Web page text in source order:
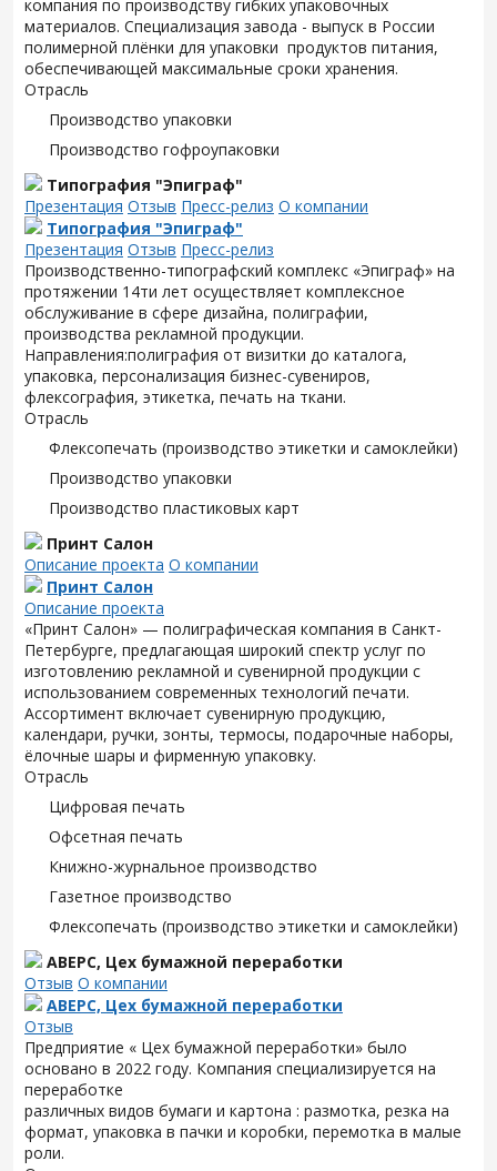
компания по производству гибких упаковочных
материалов. Специализация завода - выпуск в России
полимерной плёнки для упаковки продуктов питания,
обеспечивающей максимальные сроки хранения.
Отрасль
Производство упаковки
Производство гофроупаковки
Типография "Эпиграф"
Презентация Отзыв Пресс-релиз О компании
Типография "Эпиграф"
Презентация Отзыв Пресс-релиз
Производственно-типографский комплекс «Эпиграф» на
протяжении 14ти лет осуществляет комплексное
обслуживание в сфере дизайна, полиграфии,
производства рекламной продукции.
Направления:полиграфия от визитки до каталога,
упаковка, персонализация бизнес-сувениров,
флексография, этикетка, печать на ткани.
Отрасль
Флексопечать (производство этикетки и самоклейки)
Производство упаковки
Производство пластиковых карт
Принт Салон
Описание проекта О компании
Принт Салон
Описание проекта
«Принт Салон» — полиграфическая компания в Санкт-
Петербурге, предлагающая широкий спектр услуг по
изготовлению рекламной и сувенирной продукции с
использованием современных технологий печати.
Ассортимент включает сувенирную продукцию,
календари, ручки, зонты, термосы, подарочные наборы,
ёлочные шары и фирменную упаковку.
Отрасль
Цифровая печать
Офсетная печать
Книжно-журнальное производство
Газетное производство
Флексопечать (производство этикетки и самоклейки)
АВЕРС, Цех бумажной переработки
Отзыв О компании
АВЕРС, Цех бумажной переработки
Отзыв
Предприятие « Цех бумажной переработки» было
основано в 2022 году. Компания специализируется на
переработке
различных видов бумаги и картона : размотка, резка на
формат, упаковка в пачки и коробки, перемотка в малые
роли.